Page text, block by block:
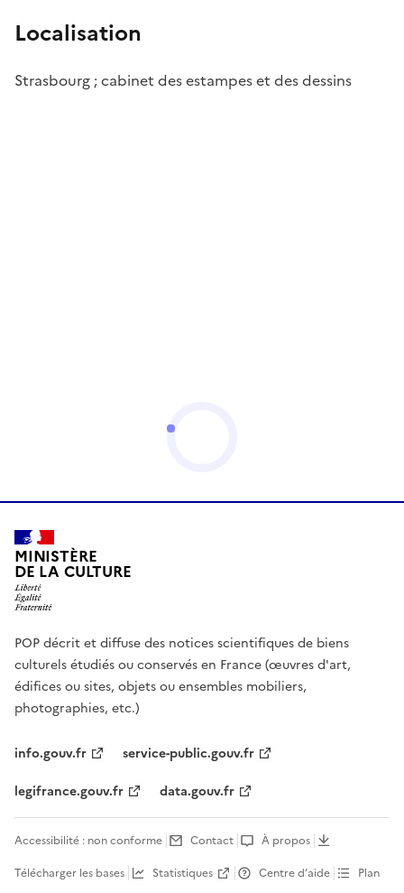
Localisation
Strasbourg ; cabinet des estampes et des dessins
MINISTÈRE
DE LA CULTURE
POP décrit et diffuse des notices scientifiques de biens
culturels étudiés ou conservés en France (œuvres d'art,
édifices ou sites, objets ou ensembles mobiliers,
photographies, etc.)
info.gouv.fr
service-public.gouv.fr
legifrance.gouv.fr
data.gouv.fr
Accessibilité : non conforme Contact
À propos
Télécharger les bases
Statistiques Centre d’aide Plan